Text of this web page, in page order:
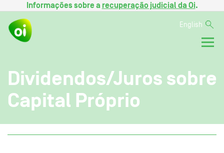
Informações sobre a recuperação judicial da Oi.
English
Dividendos/Juros sobre
Capital Próprio